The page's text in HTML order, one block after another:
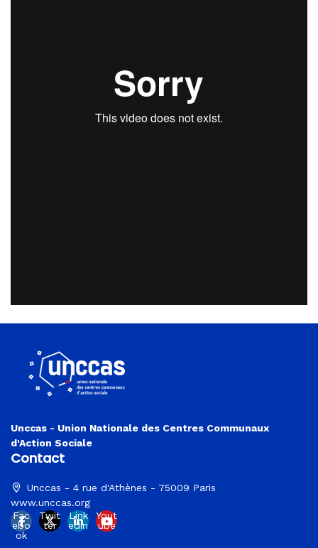
Unccas - Union Nationale des Centres Communaux
d'Action Sociale
Contact
Unccas - 4 rue d'Athènes - 75009 Paris
www.unccas.org
Fac
ebo
ok
Twit
ter
Link
edin
Yout
ube